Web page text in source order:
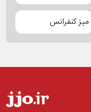
میز کنفرانس